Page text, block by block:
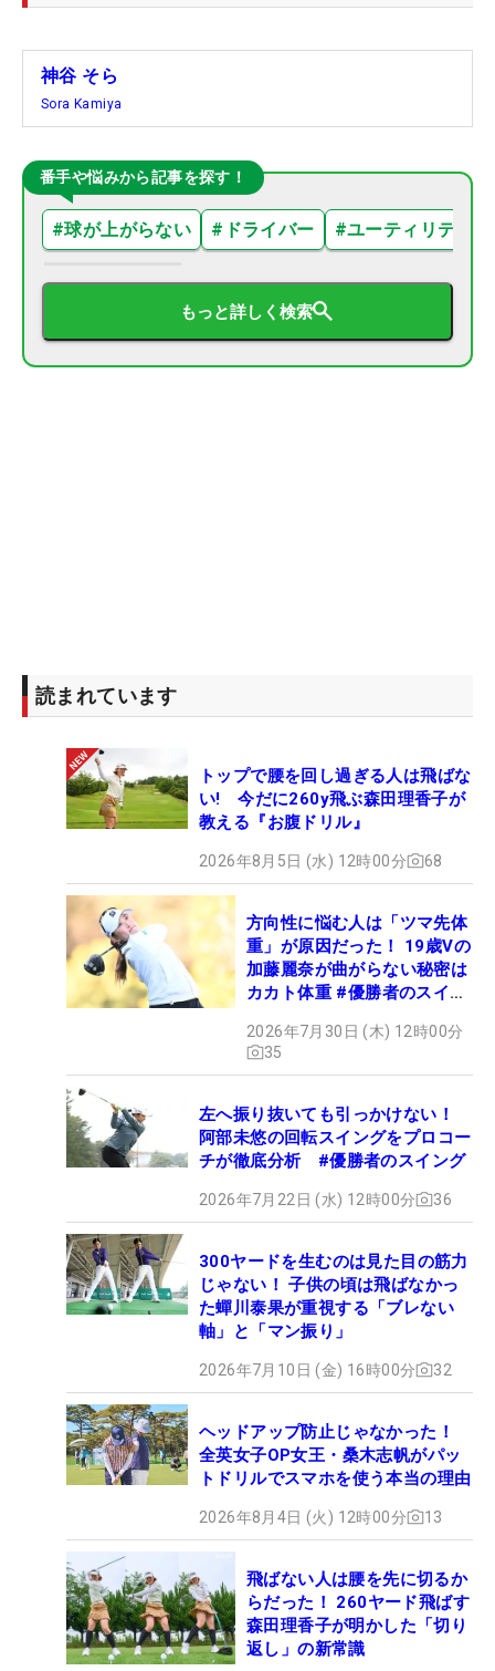
神谷 そら
Sora Kamiya
番手や悩みから記事を探す！
#球が上がらない # ドライバー #ユーティリティ
もっと詳しく検索
読まれています
トップで腰を回し過ぎる人は飛ばな
い! 今だに260y飛ぶ森田理香子が
教える『お腹ドリル』
2026年8月5日 (水) 12時00分 68
方向性に悩む人は「ツマ先体
重」が原因だった！ 19歳Vの
加藤麗奈が曲がらない秘密は
カカト体重 #優勝者のスイン
2026年7月30日 (木) 12時00分
35
左へ振り抜いても引っかけない！
阿部未悠の回転スイングをプロコー
チが徹底分析 #優勝者のスイング
2026年7月22日 (水) 12時00分 36
300ヤードを生むのは見た目の筋力
じゃない！ 子供の頃は飛ばなかっ
た蟬川泰果が重視する「ブレない
軸」と「マン振り」
2026年7月10日 (金) 16時00分 32
ヘッドアップ防止じゃなかった！
全英女子OP女王・桑木志帆がパッ
トドリルでスマホを使う本当の理由
2026年8月4日 (火) 12時00分 13
飛ばない人は腰を先に切るか
らだった！ 260ヤード飛ばす
森田理香子が明かした「切り
返し」の新常識